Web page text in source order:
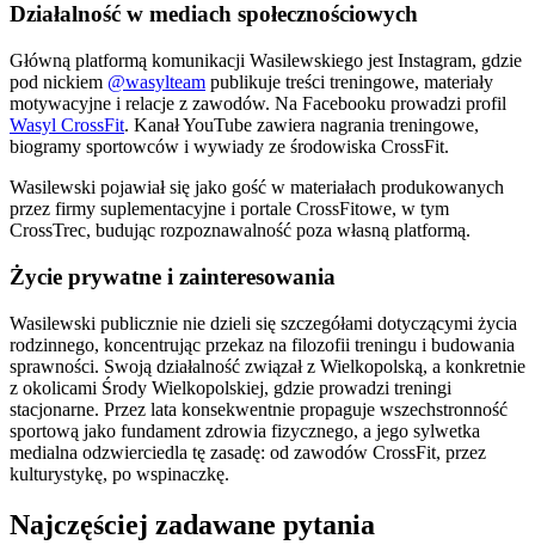
Działalność w mediach społecznościowych
Główną platformą komunikacji Wasilewskiego jest Instagram, gdzie
pod nickiem @wasylteam publikuje treści treningowe, materiały
motywacyjne i relacje z zawodów. Na Facebooku prowadzi profil
Wasyl CrossFit. Kanał YouTube zawiera nagrania treningowe,
biogramy sportowców i wywiady ze środowiska CrossFit.
Wasilewski pojawiał się jako gość w materiałach produkowanych
przez firmy suplementacyjne i portale CrossFitowe, w tym
CrossTrec, budując rozpoznawalność poza własną platformą.
Życie prywatne i zainteresowania
Wasilewski publicznie nie dzieli się szczegółami dotyczącymi życia
rodzinnego, koncentrując przekaz na filozofii treningu i budowania
sprawności. Swoją działalność związał z Wielkopolską, a konkretnie
z okolicami Środy Wielkopolskiej, gdzie prowadzi treningi
stacjonarne. Przez lata konsekwentnie propaguje wszechstronność
sportową jako fundament zdrowia fizycznego, a jego sylwetka
medialna odzwierciedla tę zasadę: od zawodów CrossFit, przez
kulturystykę, po wspinaczkę.
Najczęściej zadawane pytania